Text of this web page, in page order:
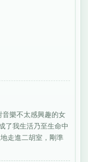
樂不太感興趣的女
了我生活乃至生命中
走進二胡室，剛準